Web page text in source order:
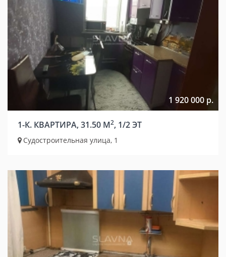
1 920 000 р.
1-К. КВАРТИРА, 31.50 М2, 1/2 ЭТ
Судостроительная улица, 1